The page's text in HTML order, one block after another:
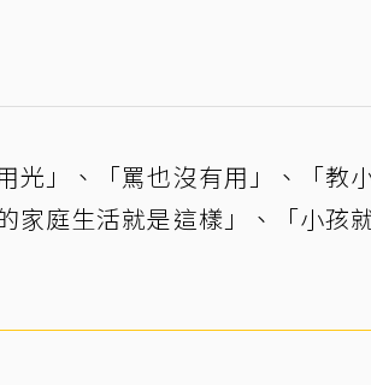
光」、「罵也沒有用」、「教
家庭生活就是這樣」、「小孩